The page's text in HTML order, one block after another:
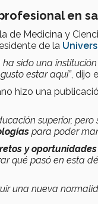
en
de Medicina y
de la
ha sido una
estar aquí”, dijo
hizo una
superior,
para poder
retos y
qué pasó en esta
una nueva